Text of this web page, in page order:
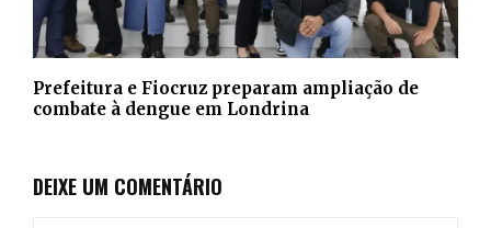
Prefeitura e Fiocruz preparam ampliação de
combate à dengue em Londrina
DEIXE UM COMENTÁRIO